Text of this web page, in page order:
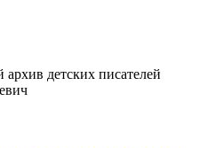
детских писателей